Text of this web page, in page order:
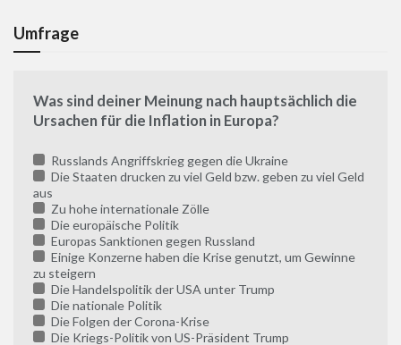
Umfrage
Was sind deiner Meinung nach hauptsächlich die
Ursachen für die Inflation in Europa?
Russlands Angriffskrieg gegen die Ukraine
Die Staaten drucken zu viel Geld bzw. geben zu viel Geld
aus
Zu hohe internationale Zölle
Die europäische Politik
Europas Sanktionen gegen Russland
Einige Konzerne haben die Krise genutzt, um Gewinne
zu steigern
Die Handelspolitik der USA unter Trump
Die nationale Politik
Die Folgen der Corona-Krise
Die Kriegs-Politik von US-Präsident Trump